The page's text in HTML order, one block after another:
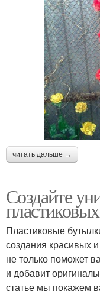
читать дальше →
Создайте
Пластиковые
создания красивых
не только поможет
и добавит
статье мы покажем